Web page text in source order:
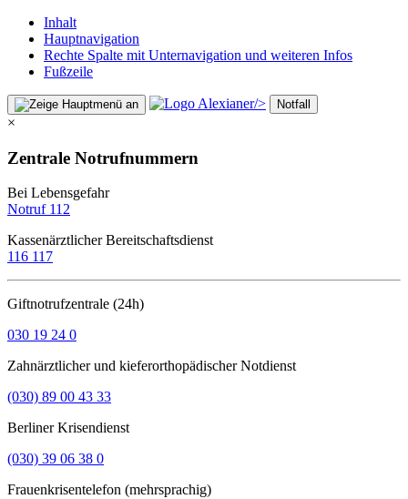
Inhalt
Hauptnavigation
Rechte Spalte mit Unternavigation und weiteren Infos
Fußzeile
/> Notfall
×
Zentrale Notrufnummern
Bei Lebensgefahr
Notruf 112
Kassenärztlicher Bereitschaftsdienst
116 117
Giftnotrufzentrale (24h)
030 19 24 0
Zahnärztlicher und kieferorthopädischer Notdienst
(030) 89 00 43 33
Berliner Krisendienst
(030) 39 06 38 0
Frauenkrisentelefon (mehrsprachig)